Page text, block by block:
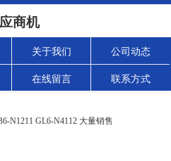
商机
关于我们 公司动态
在线留言 联系方式